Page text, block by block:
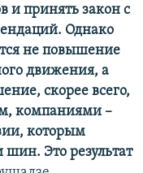
и принять закон с
Однако
не повышение
движения, а
скорее всего,
компаниями –
которым
Это результат